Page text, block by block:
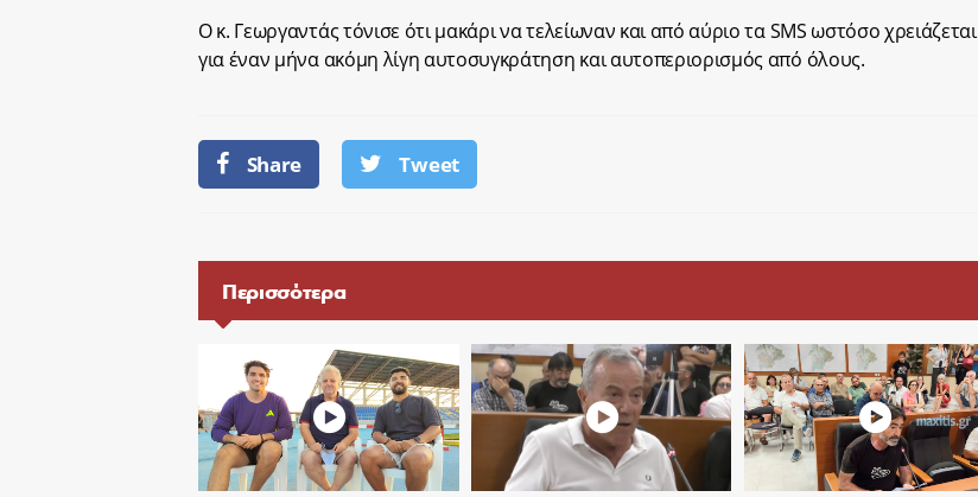
Ο κ. Γεωργαντάς τόνισε ότι μακάρι να τελείωναν και από αύριο τα SMS ωστόσο χρειάζεται
για έναν μήνα ακόμη λίγη αυτοσυγκράτηση και αυτοπεριορισμός από όλους.
Share Tweet
Περισσότερα